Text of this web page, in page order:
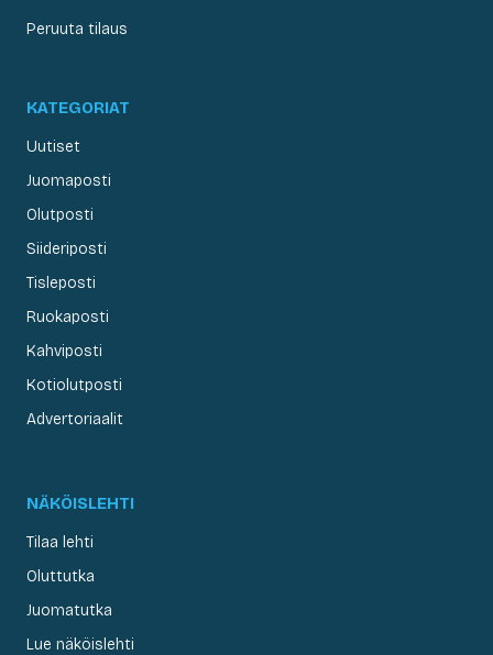
Peruuta tilaus
KATEGORIAT
Uutiset
Juomaposti
Olutposti
Siideriposti
Tisleposti
Ruokaposti
Kahviposti
Kotiolutposti
Advertoriaalit
NÄKÖISLEHTI
Tilaa lehti
Oluttutka
Juomatutka
Lue näköislehti